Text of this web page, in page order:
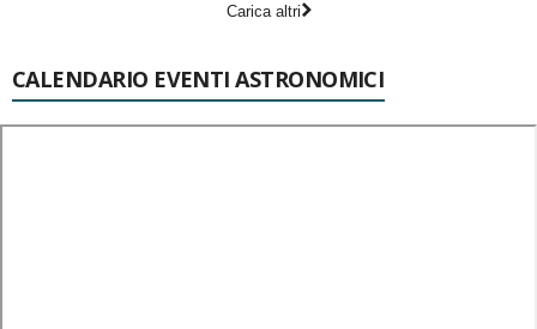
Carica altri
CALENDARIO EVENTI ASTRONOMICI